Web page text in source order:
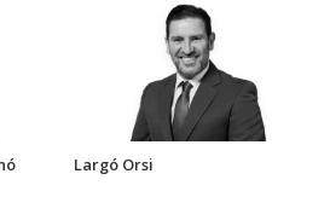
Largó Orsi